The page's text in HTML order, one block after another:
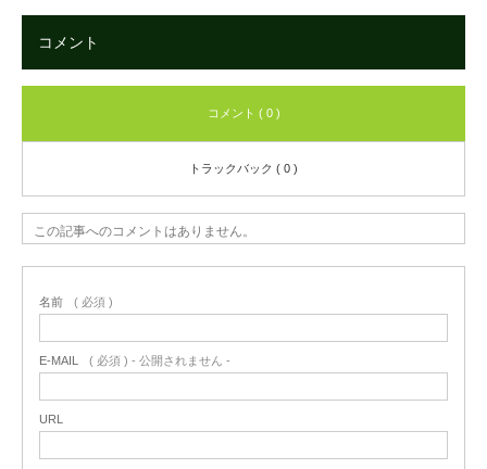
コメント
コメント ( 0 )
トラックバック ( 0 )
この記事へのコメントはありません。
名前 ( 必須 )
E-MAIL ( 必須 ) - 公開されません -
URL